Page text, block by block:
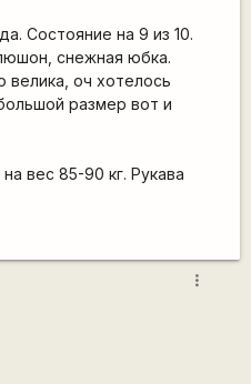
Состояние на 9 из 10.
снежная юбка.
оч хотелось
размер вот и
вес 85-90 кг. Рукава
more_vert